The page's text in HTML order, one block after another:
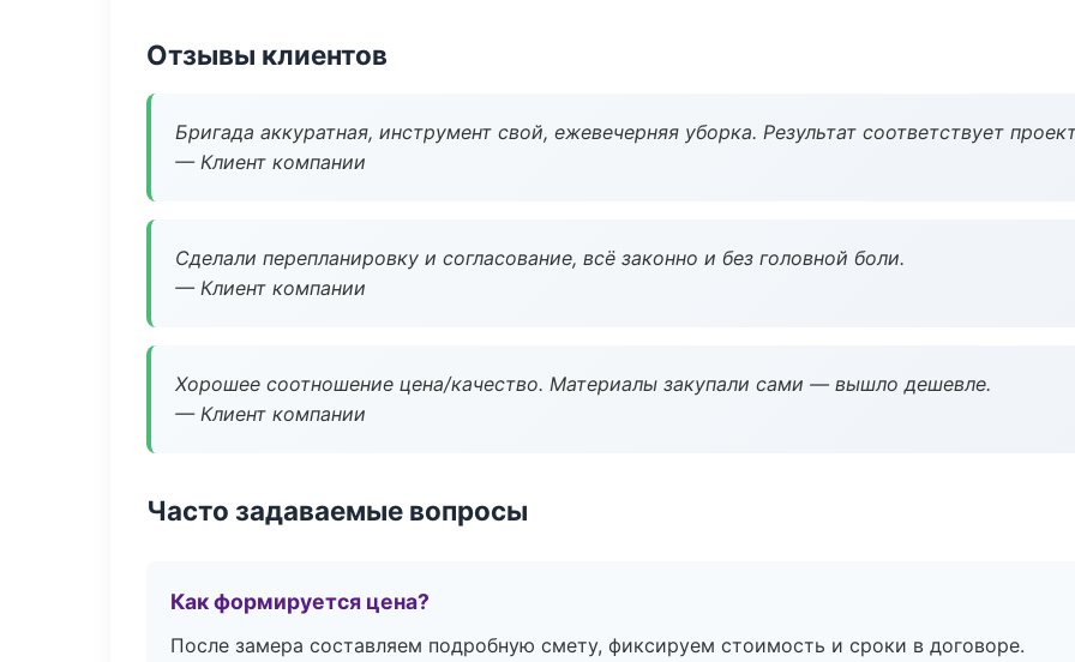
Отзывы клиентов
Бригада аккуратная, инструмент свой, ежевечерняя уборка. Результат соответствует
— Клиент компании
Сделали перепланировку и согласование, всё законно и без головной боли.
— Клиент компании
Хорошее соотношение цена/качество. Материалы закупали сами — вышло дешевле.
— Клиент компании
Часто задаваемые вопросы
Как формируется цена?
После замера составляем подробную смету, фиксируем стоимость и сроки в договоре.